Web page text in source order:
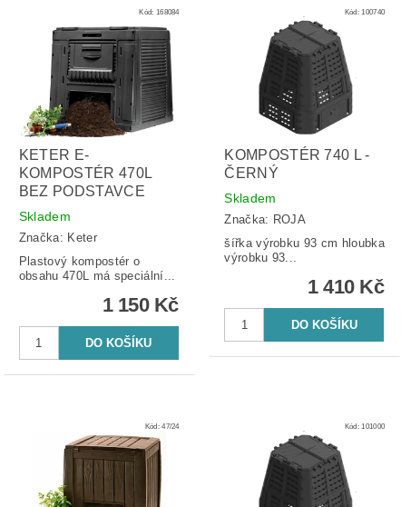
Kód: 168084
KETER E-
KOMPOSTÉR 470L
BEZ PODSTAVCE
Skladem
Značka: Keter
Plastový kompostér o
obsahu 470L má speciální...
1 150 Kč
Kód:100740
KOMPOSTÉR 740 L -
ČERNÝ
Skladem
Značka: ROJA
šířka výrobku 93 cm hloubka
výrobku 93...
1 410 Kč
Kód:47/24 Kód:101000